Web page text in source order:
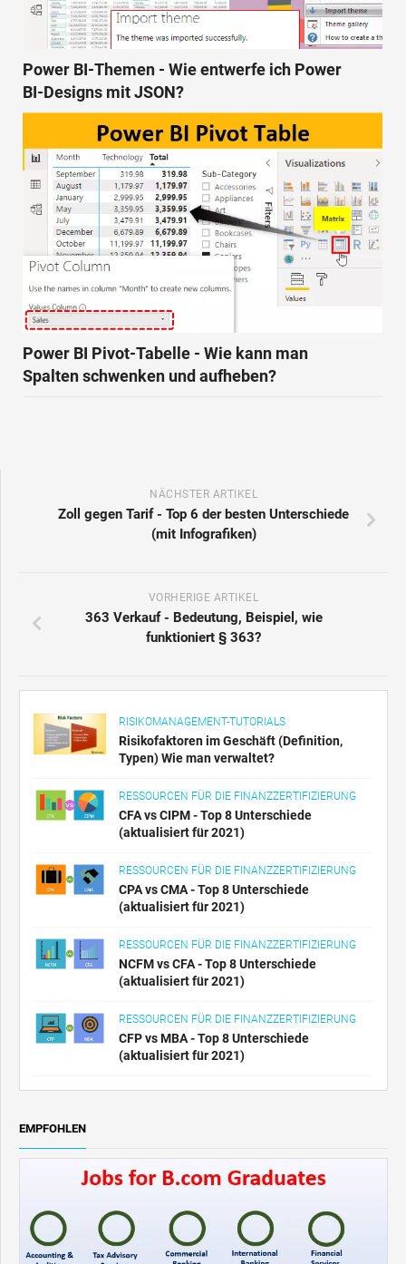
Power BI-Themen - Wie entwerfe ich Power
BI-Designs mit JSON?
Power BI Pivot-Tabelle - Wie kann man
Spalten schwenken und aufheben?
NÄCHSTER ARTIKEL
Zoll gegen Tarif - Top 6 der besten Unterschiede
(mit Infografiken)
VORHERIGE ARTIKEL
363 Verkauf - Bedeutung, Beispiel, wie
funktioniert § 363?
RISIKOMANAGEMENT-TUTORIALS
Risikofaktoren im Geschäft (Definition,
Typen) Wie man verwaltet?
RESSOURCEN FÜR DIE FINANZZERTIFIZIERUNG
CFA vs CIPM - Top 8 Unterschiede
(aktualisiert für 2021)
RESSOURCEN FÜR DIE FINANZZERTIFIZIERUNG
CPA vs CMA - Top 8 Unterschiede
(aktualisiert für 2021)
RESSOURCEN FÜR DIE FINANZZERTIFIZIERUNG
NCFM vs CFA - Top 8 Unterschiede
(aktualisiert für 2021)
RESSOURCEN FÜR DIE FINANZZERTIFIZIERUNG
CFP vs MBA - Top 8 Unterschiede
(aktualisiert für 2021)
EMPFOHLEN